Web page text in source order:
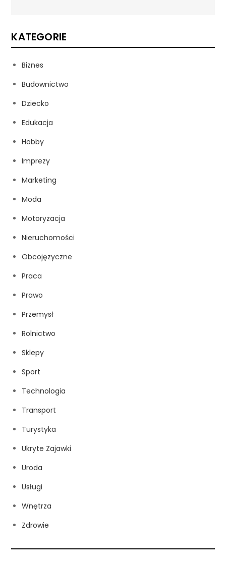
KATEGORIE
Biznes
Budownictwo
Dziecko
Edukacja
Hobby
Imprezy
Marketing
Moda
Motoryzacja
Nieruchomości
Obcojęzyczne
Praca
Prawo
Przemysł
Rolnictwo
Sklepy
Sport
Technologia
Transport
Turystyka
Ukryte Zajawki
Uroda
Usługi
Wnętrza
Zdrowie